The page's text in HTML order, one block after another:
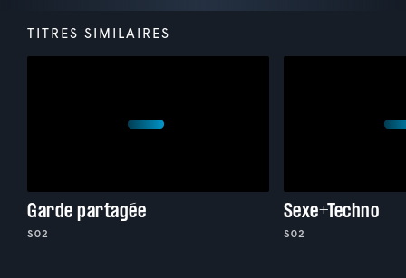
TITRES SIMILAIRES
Garde partagée
S02
Sexe+Techno
S02